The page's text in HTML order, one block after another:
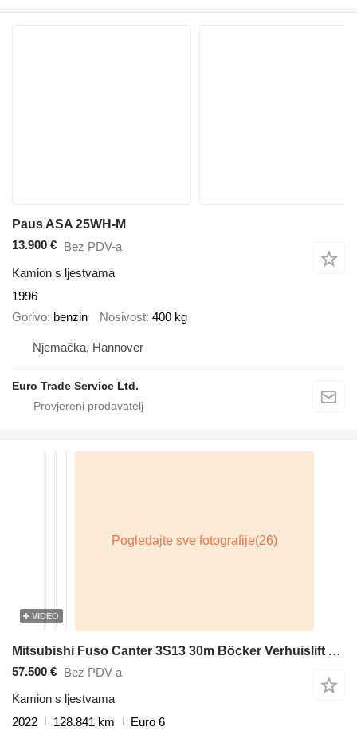
Paus ASA 25WH-M
13.900 € Bez PDV-a
Kamion s ljestvama
1996
Gorivo benzin Nosivost 400 kg
Njemačka, Hannover
Euro Trade Service Ltd.
VIDEO
Mitsubishi Fuso Canter 3S13 30m Böcker Verhuislift Airco LED Euro6 2Personen Air
57.500 € Bez PDV-a
Kamion s ljestvama
2022
128.841 km
Euro 6